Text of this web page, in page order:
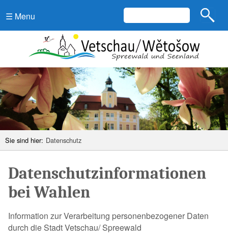
☰ Menu
Sie sind hier: Datenschutz
Datenschutzinformationen
bei Wahlen
Information zur Verarbeitung personenbezogener Daten
durch die Stadt Vetschau/ Spreewald